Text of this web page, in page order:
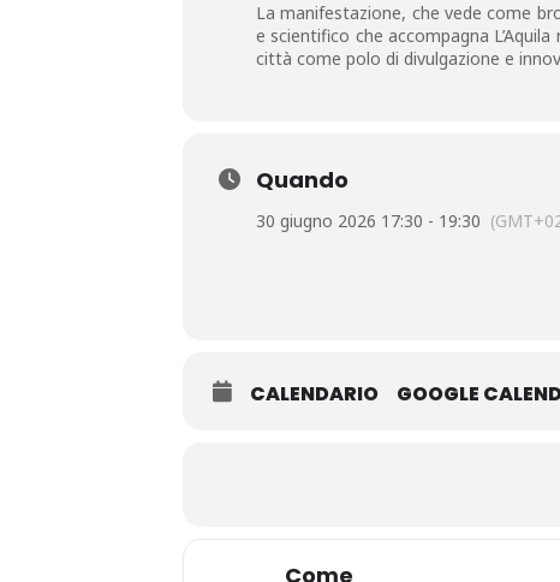
La manifestazione, che vede come
e scientifico che accompagna
città come polo di divulgazione e
Quando
30 giugno 2026 17:30 - 19:30
CALENDARIO GOOGLE
Come